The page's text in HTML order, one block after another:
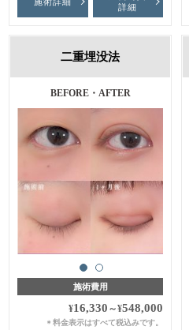
詳細
二重埋没法
施術前・施術後・１ヶ月後
施術費用
¥16,330 ～¥548,000
＊料金表示はすべて税込みです。